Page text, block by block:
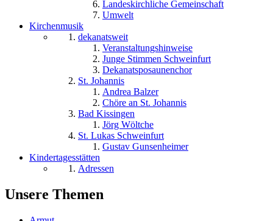
Landeskirchliche Gemeinschaft
Umwelt
Kirchenmusik
dekanatsweit
Veranstaltungshinweise
Junge Stimmen Schweinfurt
Dekanatsposaunenchor
St. Johannis
Andrea Balzer
Chöre an St. Johannis
Bad Kissingen
Jörg Wöltche
St. Lukas Schweinfurt
Gustav Gunsenheimer
Kindertagesstätten
Adressen
Unsere Themen